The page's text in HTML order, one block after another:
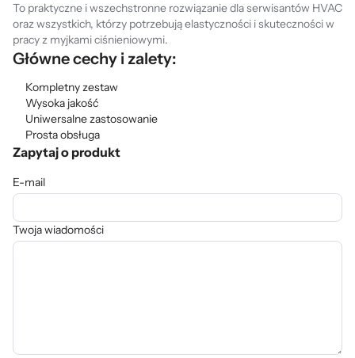
To praktyczne i wszechstronne rozwiązanie dla serwisantów HVAC
oraz wszystkich, którzy potrzebują elastyczności i skuteczności w
pracy z myjkami ciśnieniowymi.
Główne cechy i zalety:
Kompletny zestaw
Wysoka jakość
Uniwersalne zastosowanie
Prosta obsługa
Zapytaj o produkt
E-mail
Twoja wiadomości